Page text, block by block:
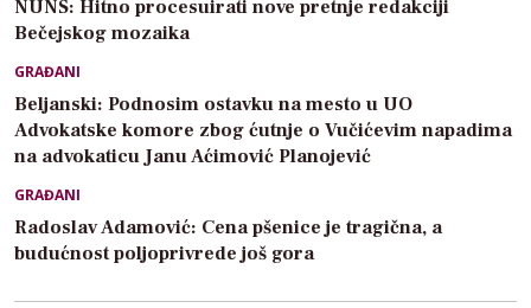
NUNS: Hitno procesuirati nove pretnje redakciji
Bečejskog mozaika
GRAĐANI
Beljanski: Podnosim ostavku na mesto u UO
Advokatske komore zbog ćutnje o Vučićevim napadima
na advokaticu Janu Aćimović Planojević
GRAĐANI
Radoslav Adamović: Cena pšenice je tragična, a
budućnost poljoprivrede još gora